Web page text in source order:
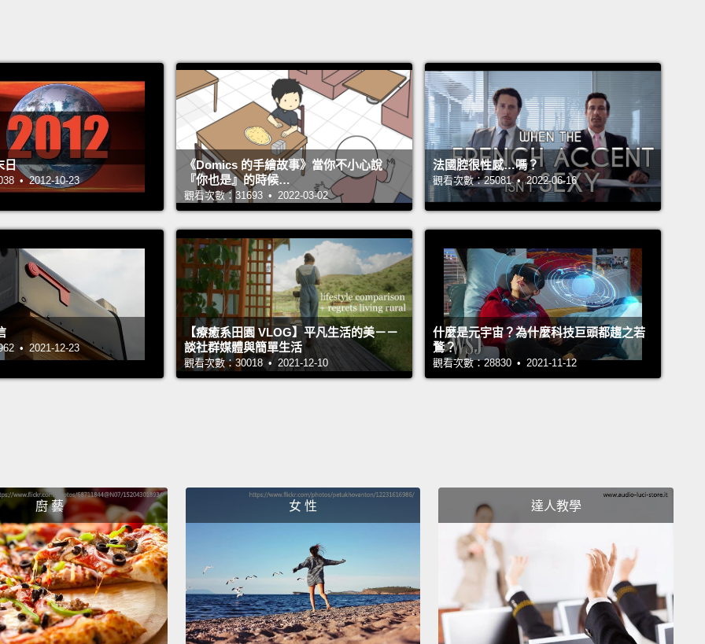
sprinters in history: Jim Hines, the first man to break ten
seconds in the Olympics, Jesse Owens, who won four
Golds in Berlin in 1936, Archie Hahn, Milwaukee Meteor,
who won three events in 1904, and finally, near the end of
this track, we have Tom Burke, who won Athens' in 1896.
This time, twelve seconds, puts him more than sixty feet
behind today's winner.
當我們再往前看，我們經過更多歷史上最快的短跑選手：Jim
Hines，奧運中第一位破十秒的人，Jesse Owens，在1936年
柏林奧運贏得四面金牌，Archie Hahn，「密爾瓦基流星」
1904年贏了三個項目，然後最後，接近這條賽道的末端，我們
有Tom Burke，他贏得1896年雅典奧運。這次，十二秒，使他
落後於現今的贏家六十英呎(約二十公尺)以上的距離。
Americans.
But we can also see the glory is fleeting.
Repeat performances are rare.
on the podium in all but three Olympics.
所以我們從這圖上可以得到什麼呢？其一，這些短跑選手中很
多是來自於美國。雖然美國人一直與英國短跑選手以及較為近
代的加勒比人運動員競爭，仍有將近一半的跑者是美國人。但
日
• 2012-10-23
《Domics 的手繪故事》當你不小心說
『你也是』的時候…
觀看次數：31693 • 2022-03-02
法國腔很性感…嗎？
觀看次數：25081 • 2022-06-16
• 2021-12-23
【療癒系田園 VLOG】平凡生活的美－－
談社群媒體與簡單生活
觀看次數：30018 • 2021-12-10
什麼是元宇宙？為什麼科技巨頭都趨之若
鶩？
觀看次數：28830 • 2021-11-12
廚 藝 女 性 達人教學